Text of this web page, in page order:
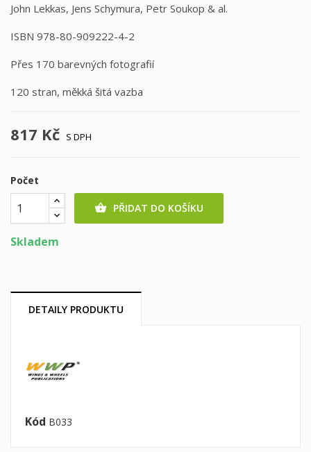
John Lekkas, Jens Schymura, Petr Soukop & al.
ISBN 978-80-909222-4-2
Přes 170 barevných fotografií
120 stran, měkká šitá vazba
817 Kč S DPH
Počet
 PŘIDAT DO KOŠÍKU
Skladem
DETAILY PRODUKTU
Kód B033